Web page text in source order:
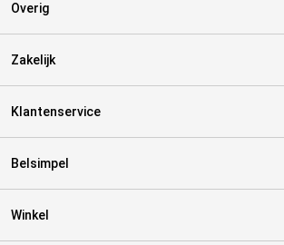
Overig
Zakelijk
Klantenservice
Belsimpel
Winkel